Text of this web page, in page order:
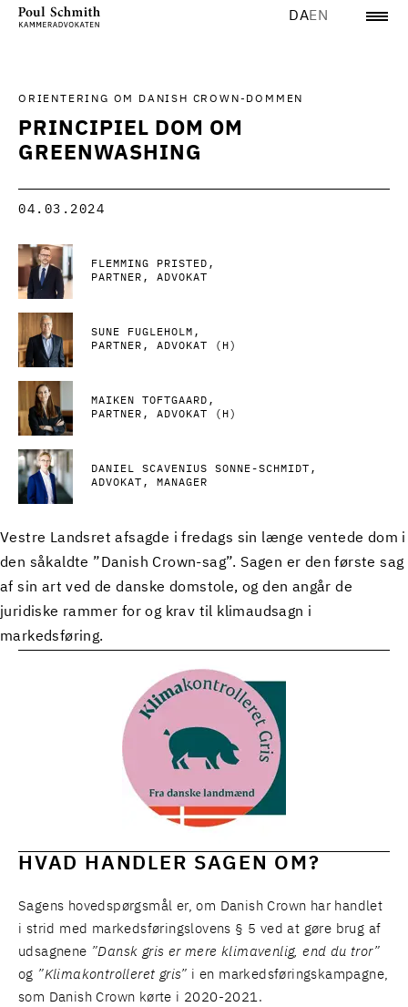
DAEN
PRINCIPIEL DOM OM
GREENWASHING
ORIENTERING OM DANISH CROWN-DOMMEN
04.03.2024
FLEMMING PRISTED
PARTNER, ADVOKAT
SUNE FUGLEHOLM
PARTNER, ADVOKAT (H)
MAIKEN TOFTGAARD
PARTNER, ADVOKAT (H)
DANIEL SCAVENIUS SONNE-SCHMIDT
ADVOKAT, MANAGER
Vestre Landsret afsagde i fredags sin længe ventede dom i
den såkaldte ”Danish Crown-sag”. Sagen er den første sag
af sin art ved de danske domstole, og den angår de
juridiske rammer for og krav til klimaudsagn i
markedsføring.
HVAD HANDLER SAGEN OM?
Sagens hovedspørgsmål er, om Danish Crown har handlet
i strid med markedsføringslovens § 5 ved at gøre brug af
udsagnene ”Dansk gris er mere klimavenlig, end du tror”
og ”Klimakontrolleret gris” i en markedsføringskampagne,
som Danish Crown kørte i 2020-2021.